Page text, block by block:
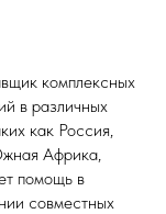
комплексных
в различных
как Россия,
Африка,
помощь в
совместных